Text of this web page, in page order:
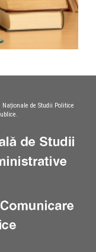
de Studii Politice